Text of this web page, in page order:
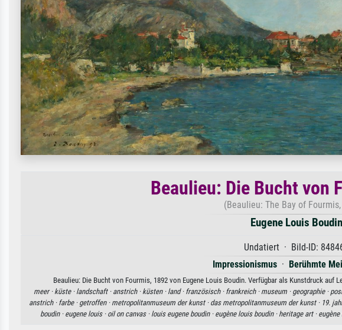
Beaulieu: Die Bucht von
(Beaulieu: The Bay of
Eugene Louis Boudin
Undatiert · Bild-ID:
Impressionismus · Berühmte
Beaulieu: Die Bucht von Fourmis, 1892 von Eugene Louis Boudin. Verfügbar als Kunstdruck auf
meer · küste · landschaft · anstrich · küsten · land · französisch · frankreich · museum · geographie ·
anstrich · farbe · getroffen · metropolitanmuseum der kunst · das metropolitanmuseum der kunst · 19.
boudin · eugene louis · oil on canvas · louis eugene boudin · eugène louis boudin · heritage art · eugène